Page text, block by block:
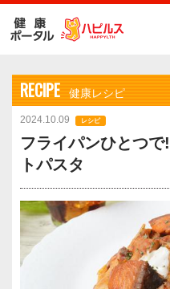
RECIPE 健康レシピ
2024.10.09 レシピ
フライパンひとつ
トパスタ